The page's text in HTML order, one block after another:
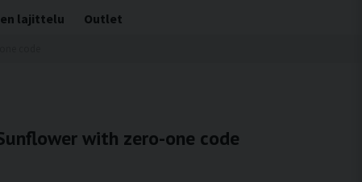
lajittelu Outlet
with zero-one code